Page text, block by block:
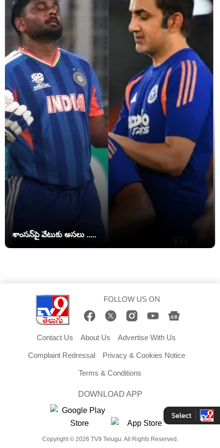
శాంసన్‌పై వేటుకు అసలు .....
FOLLOW US ON
Contact Us About Us Advertise With Us
Complaint Redressal Privacy & Cookies Notice
Terms & Conditions
DOWNLOAD APP
Copyright © 2026 TV9 Telugu. All Rights Reserved.